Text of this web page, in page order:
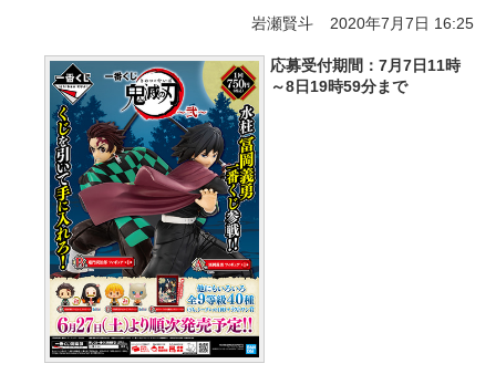
岩瀬賢斗 2020年7月7日 16:25
応募受付期間：7月7日11時
～8日19時59分まで